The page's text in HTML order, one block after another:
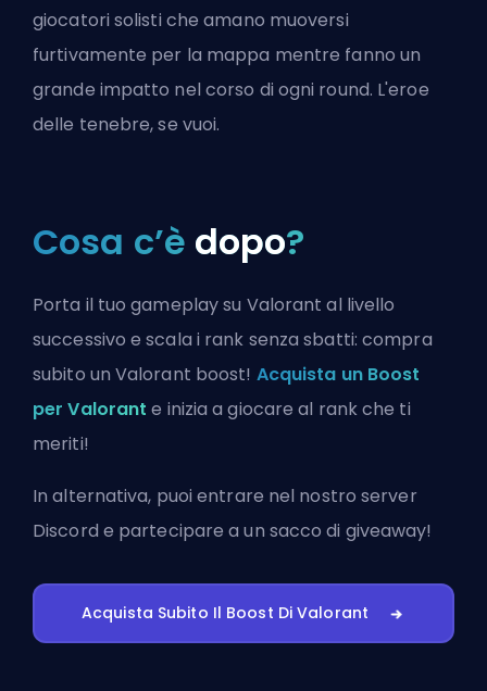
giocatori solisti che amano muoversi
furtivamente per la mappa mentre fanno un
grande impatto nel corso di ogni round. L'eroe
delle tenebre, se vuoi.
Cosa c’è dopo?
Porta il tuo gameplay su Valorant al livello
successivo e scala i rank senza sbatti: compra
subito un Valorant boost! Acquista un Boost
per Valorant e inizia a giocare al rank che ti
meriti!
In alternativa, puoientrare nel nostro server
Discord e partecipare a un sacco di giveaway!
Acquista Subito Il Boost Di Valorant